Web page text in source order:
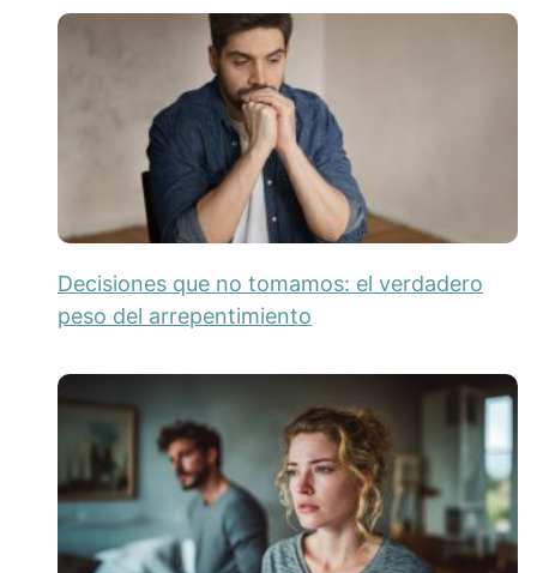
Decisiones que no tomamos: el verdadero
peso del arrepentimiento